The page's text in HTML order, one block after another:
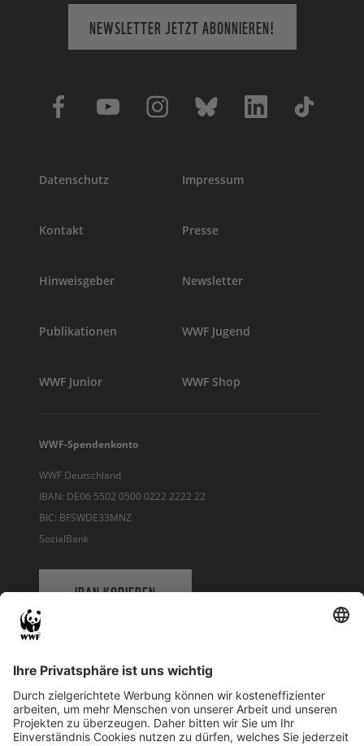
NEWSLETTER JETZT ABONNIEREN!
Datenschutz Impressum
Kontakt Presse
Hinweisgeber Newsletter
Publikationen WWF Jugend
WWF Junior WWF Shop
WWF-Spendenkonto
WWF Deutschland
IBAN: DE06 5502 0500 0222 2222 22
BIC: BFSWDE33MNZ
SozialBank
IBAN KOPIEREN
WWF Deutschland
Reinhardtstr. 18